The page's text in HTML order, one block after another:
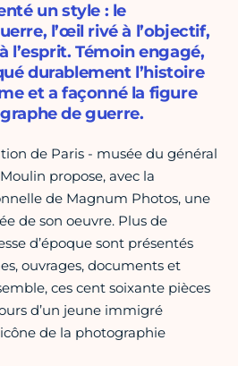
un style : le
l’œil rivé à l’objectif,
l’esprit. Témoin engagé,
durablement l’histoire
et a façonné la figure
de guerre.
de Paris - musée du général
propose, avec la
de Magnum Photos, une
de son oeuvre. Plus de
d’époque sont présentés
ouvrages, documents et
ces cent soixante pièces
d’un jeune immigré
de la photographie